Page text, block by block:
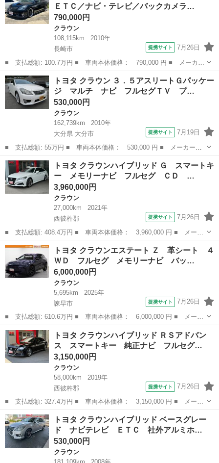
ラ・ＥＴＣ...
ＥＴＣ／ナビ・テレビ／バックカメラ…
790,000円
クラウン
108,115km
2010年
長崎市
提携サイト 7月26日
■ 支払総額: 100.7万円 ■ 車両本体価格： 790,000 円 ■ メーカー
名： トヨタ ■ 車種名： クラウン ■ グレード名： アスリー
ト ＴＲＤエアロ ＥＴＣ／ナビ・テレビ／バックカメラ／ＣＤ・Ｄ
ＶＤ再生／プ...
長崎 長崎市 クラウン
トヨタ クラウン ３．５アスリートＧパッケー
ジ マルチ ナビ フルセグＴＶ プ…
530,000円
クラウン
162,739km
2010年
大分県 大分市
提携サイト 7月19日
■ 支払総額: 55万円 ■ 車両本体価格： 530,000 円 ■ メーカー
名： トヨタ ■ 車種名： クラウン ■ グレード名： ３．５アス
リートＧパッケージ マルチ ナビ フルセグＴＶ プッシュスター
ト スマートキー...
大分 大分市 クラウン
トヨタ クラウンハイブリッド Ｇ スマートキ
ー メモリーナビ フルセグ ＣＤ …
3,960,000円
クラウン
27,000km
2021年
西彼杵郡
提携サイト 7月26日
■ 支払総額: 408.4万円 ■ 車両本体価格： 3,960,000 円 ■ メーカ
ー名： トヨタ ■ 車種名： クラウンハイブリッド ■ グレード
名： Ｇ スマートキー メモリーナビ フルセグ ＣＤ ＤＶＤ
ＢＴ ＵＳ...
長崎 西彼杵郡 クラウン
トヨタ クラウンエステート Ｚ 革シート ４
ＷＤ フルセグ メモリーナビ バッ…
6,000,000円
クラウン
5,695km
2025年
諫早市
提携サイト 7月26日
■ 支払総額: 610.6万円 ■ 車両本体価格： 6,000,000 円 ■ メーカ
ー名： トヨタ ■ 車種名： クラウンエステート ■ グレード
名： Ｚ 革シート ４ＷＤ フルセグ メモリーナビ バックカメ
ラ 衝突被害...
長崎 諫早市 クラウン
トヨタ クラウンハイブリッド ＲＳアドバン
ス スマートキー 純正ナビ フルセグ…
3,150,000円
クラウン
58,000km
2019年
西彼杵郡
提携サイト 7月26日
■ 支払総額: 327.4万円 ■ 車両本体価格： 3,150,000 円 ■ メーカ
ー名： トヨタ ■ 車種名： クラウンハイブリッド ■ グレード
名： ＲＳアドバンス スマートキー 純正ナビ フルセグ ＢＴ
ＵＳＢ Ｃ...
長崎 西彼杵郡 クラウン
トヨタ クラウンハイブリッド ベースグレー
ド ナビテレビ ＥＴＣ 社外アルミホ…
530,000円
クラウン